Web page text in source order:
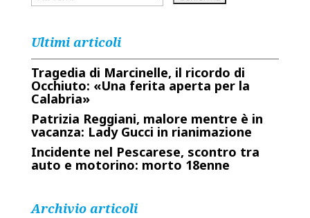
Ultimi articoli
Tragedia di Marcinelle, il ricordo di
Occhiuto: «Una ferita aperta per la
Calabria»
Patrizia Reggiani, malore mentre è in
vacanza: Lady Gucci in rianimazione
Incidente nel Pescarese, scontro tra
auto e motorino: morto 18enne
Archivio articoli